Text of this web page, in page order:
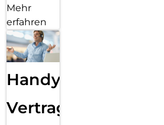
Mehr
erfahren
Handy
Vertragsabwicklung